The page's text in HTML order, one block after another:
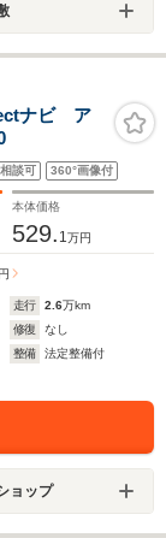
ナビ ア
談可 360°画像付
本体価格
529. 1 万円
円
走行 2.6万km
修復
なし
整備
法定整備付
ョップ